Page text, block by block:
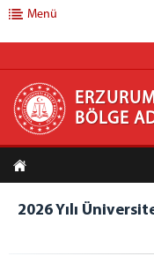
ERZURUM BÖLGE
BAŞSAVCILIK
Cumhuriyet Başsavcı
Bölge Adliye
Menü
BÖLGE
2026 Yılı